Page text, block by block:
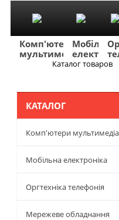
Комп'ютери
мультимедіа
Мобільна
Каталог товаров
КАТАЛОГ
Комп'ютери мультимедіа
Мобільна електроніка
Оргтехніка телефонія
Мережеве обладнання